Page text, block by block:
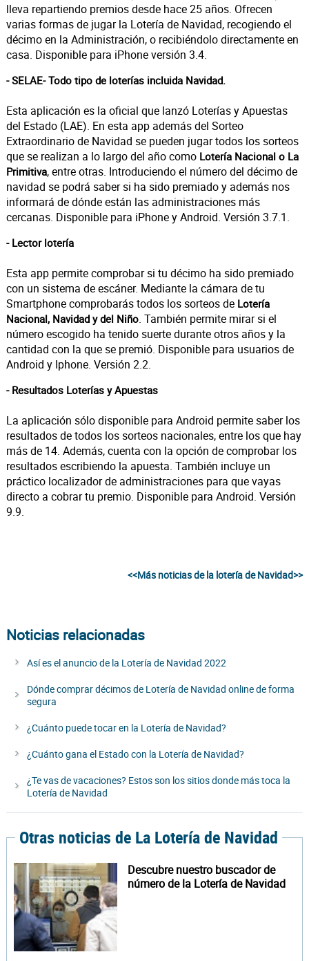
lleva repartiendo premios desde hace 25 años. Ofrecen
varias formas de jugar la Lotería de Navidad, recogiendo el
décimo en la Administración, o recibiéndolo directamente en
casa. Disponible para iPhone versión 3.4.
- SELAE- Todo tipo de loterías incluida Navidad.
Esta aplicación es la oficial que lanzó Loterías y Apuestas
del Estado (LAE). En esta app además del Sorteo
Extraordinario de Navidad se pueden jugar todos los sorteos
que se realizan a lo largo del año como Lotería Nacional o La
Primitiva, entre otras. Introduciendo el número del décimo de
navidad se podrá saber si ha sido premiado y además nos
informará de dónde están las administraciones más
cercanas. Disponible para iPhone y Android. Versión 3.7.1.
- Lector lotería
Esta app permite comprobar si tu décimo ha sido premiado
con un sistema de escáner. Mediante la cámara de tu
Smartphone comprobarás todos los sorteos deLotería
Nacional, Navidad y del Niño. También permite mirar si el
número escogido ha tenido suerte durante otros años y la
cantidad con la que se premió. Disponible para usuarios de
Android y Iphone. Versión 2.2.
- Resultados Loterías y Apuestas
La aplicación sólo disponible para Android permite saber los
resultados de todos los sorteos nacionales, entre los que hay
más de 14. Además, cuenta con la opción de comprobar los
resultados escribiendo la apuesta. También incluye un
práctico localizador de administraciones para que vayas
directo a cobrar tu premio. Disponible para Android. Versión
9.9.
<<Más noticias de la lotería de Navidad>>
Noticias relacionadas
Así es el anuncio de la Lotería de Navidad 2022
Dónde comprar décimos de Lotería de Navidad online de forma
segura
¿Cuánto puede tocar en la Lotería de Navidad?
¿Cuánto gana el Estado con la Lotería de Navidad?
¿Te vas de vacaciones? Estos son los sitios donde más toca la
Lotería de Navidad
Otras noticias de La Lotería de Navidad
Descubre nuestro buscador de
número de la Lotería de Navidad